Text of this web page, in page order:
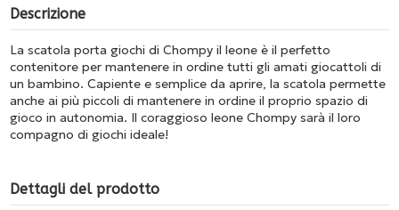
Descrizione
La scatola porta giochi di Chompy il leone è il perfetto
contenitore per mantenere in ordine tutti gli amati giocattoli di
un bambino. Capiente e semplice da aprire, la scatola permette
anche ai più piccoli di mantenere in ordine il proprio spazio di
gioco in autonomia. Il coraggioso leone Chompy sarà il loro
compagno di giochi ideale!
Dettagli del prodotto